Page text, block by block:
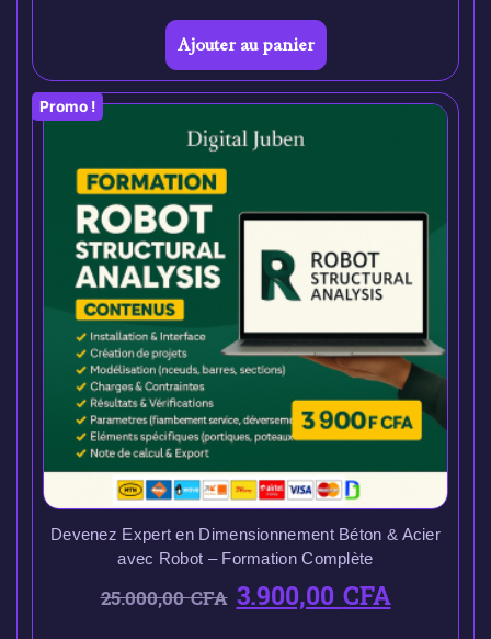
Ajouter au panier
Promo !
Devenez Expert en Dimensionnement Béton & Acier
avec Robot – Formation Complète
25.000,00CFA 3.900,00CFA